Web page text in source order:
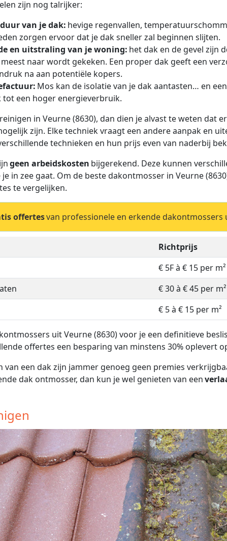
zijn nog talrijker:
van je dak: hevige regenvallen,
zorgen ervoor dat je dak sneller zal beginnen slijten.
en uitstraling van je woning: het dak en de gevel zijn
naar wordt gekeken. Een proper dak geeft een
na aan potentiële kopers.
Mos kan de isolatie van je dak aantasten… en
een hoger energieverbruik.
in Veurne (8630), dan dien je alvast te weten dat
zijn. Elke techniek vraagt een andere aanpak en
technieken en hun prijs even van naderbij
geen arbeidskosten bijgerekend. Deze kunnen
in zee gaat. Om de beste dakontmosser in Veurne
te vergelijken.
offertesvan professionele en erkende dakontmossers
Richtprijs
€ 5F à € 15 per m²
€ 30 à € 45 per m²
€ 5 à € 15 per m²
uit Veurne (8630) voor je een definitieve
offertes een besparing van minstens 30% oplevert
een dak zijn jammer genoeg geen premies
dak ontmosser, dan kun je wel genieten van een